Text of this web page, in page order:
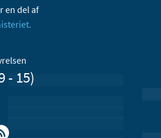
en del af
- 15)